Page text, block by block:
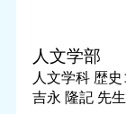
人文学部
人文学科 歴史
吉永 隆記 先生